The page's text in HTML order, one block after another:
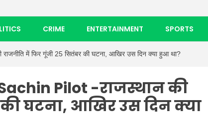
CRIME ENTERTAINMENT SPORTS
में फिर गूंजी 25 सितंबर की घटना, आखिर उस दिन क्या हुआ था?
Pilot -राजस्थान की
घटना, आखिर उस दिन क्या